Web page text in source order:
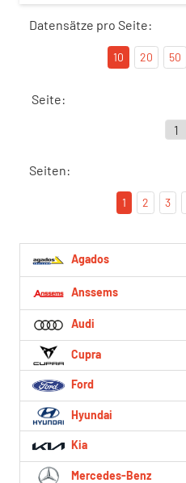
Datensätze pro Seite:
10 20 50
Seite:
Seiten:
1 2 3
Agados
Anssems
Audi
Cupra
Ford
Hyundai
Kia
Mercedes-Benz